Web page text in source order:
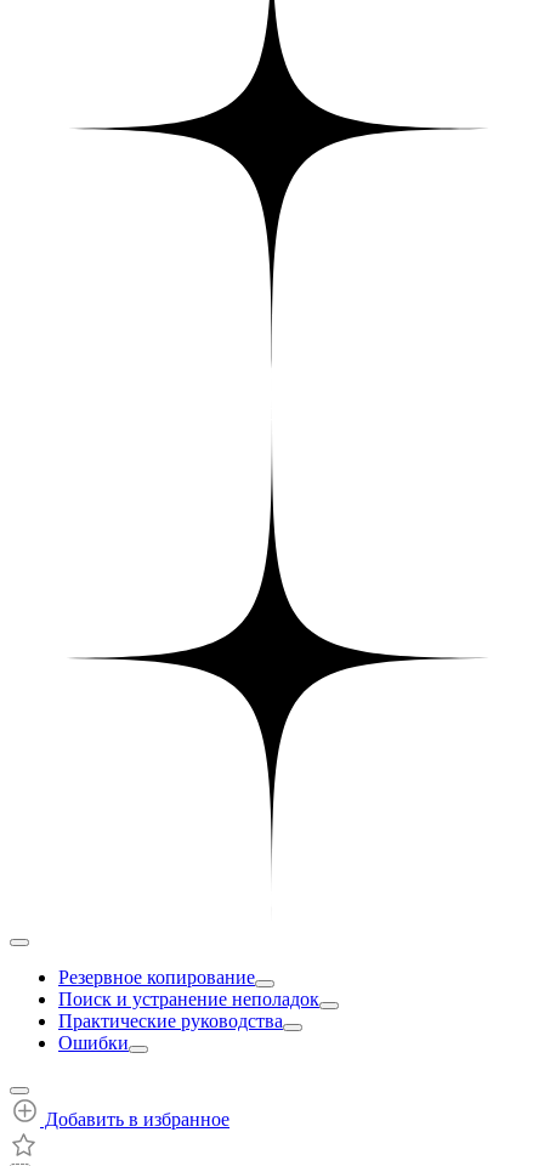
Резервное копирование
Поиск и устранение неполадок
Практические руководства
Ошибки
Добавить в избранное